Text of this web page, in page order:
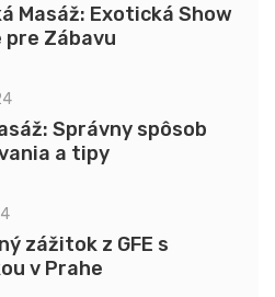
Masáž: Exotická Show
pre Zábavu
Správny spôsob
a tipy
zážitok z GFE s
v Prahe